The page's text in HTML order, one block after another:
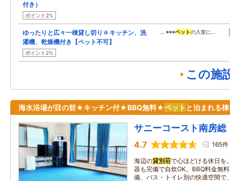
付き）
ポイント2%
ゆったりと広々一棟貸し切り☆キッチン、洗
濯機、乾燥機付き【ペット不可】
ポイント2%
… ※※※ペットの入室に…
この施
海水浴場が目の前★キッチン付★BBQ無料★ペット と泊まれる
サニーコースト南房総
4.7 165件
海辺の貸別荘で心ほどける休日を
器も完備で自炊OK。BBQ料金無
備、バス・トイレ別の快適空間で